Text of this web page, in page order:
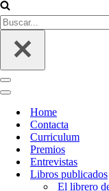
Buscar...
Menú
de
Menú
navegación
Home
Contacta
Curriculum
Premios
Entrevistas
Libros publicados
El librero